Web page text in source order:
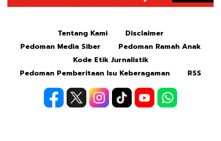
Tentang Kami
Disclaimer
Pedoman Media Siber
Pedoman Ramah Anak
Kode Etik Jurnalistik
Pedoman Pemberitaan Isu Keberagaman
RSS